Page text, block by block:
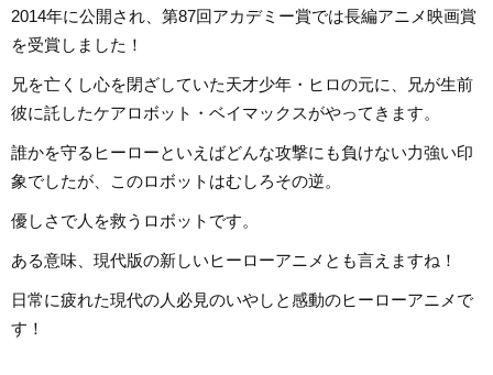
2014年に公開され、第87回アカデミー賞では長編アニメ映画賞
を受賞しました！
兄を亡くし心を閉ざしていた天才少年・ヒロの元に、兄が生前
彼に託したケアロボット・ベイマックスがやってきます。
誰かを守るヒーローといえばどんな攻撃にも負けない力強い印
象でしたが、このロボットはむしろその逆。
優しさで人を救うロボットです。
ある意味、現代版の新しいヒーローアニメとも言えますね！
日常に疲れた現代の人必見のいやしと感動のヒーローアニメで
す！